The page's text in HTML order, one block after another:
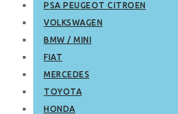
PSA PEUGEOT CITROEN
VOLKSWAGEN
BMW / MINI
FIAT
MERCEDES
TOYOTA
HONDA